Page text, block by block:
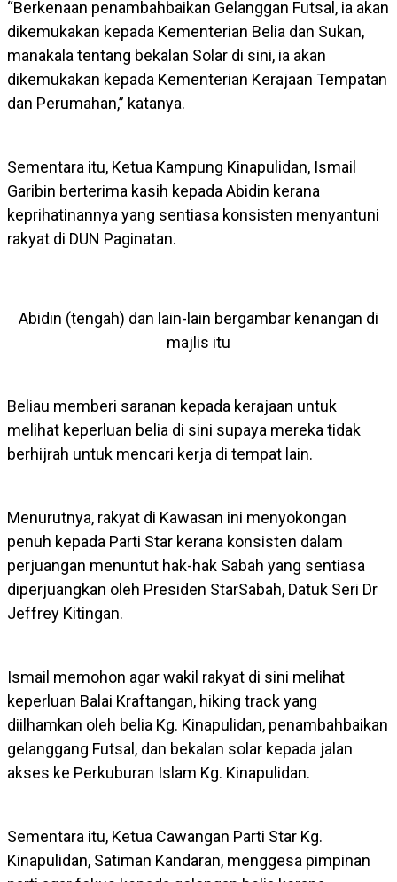
“Berkenaan penambahbaikan Gelanggan Futsal, ia akan
dikemukakan kepada Kementerian Belia dan Sukan,
manakala tentang bekalan Solar di sini, ia akan
dikemukakan kepada Kementerian Kerajaan Tempatan
dan Perumahan,” katanya.
Sementara itu, Ketua Kampung Kinapulidan, Ismail
Garibin berterima kasih kepada Abidin kerana
keprihatinannya yang sentiasa konsisten menyantuni
rakyat di DUN Paginatan.
Abidin (tengah) dan lain-lain bergambar kenangan di
majlis itu
Beliau memberi saranan kepada kerajaan untuk
melihat keperluan belia di sini supaya mereka tidak
berhijrah untuk mencari kerja di tempat lain.
Menurutnya, rakyat di Kawasan ini menyokongan
penuh kepada Parti Star kerana konsisten dalam
perjuangan menuntut hak-hak Sabah yang sentiasa
diperjuangkan oleh Presiden StarSabah, Datuk Seri Dr
Jeffrey Kitingan.
Ismail memohon agar wakil rakyat di sini melihat
keperluan Balai Kraftangan, hiking track yang
diilhamkan oleh belia Kg. Kinapulidan, penambahbaikan
gelanggang Futsal, dan bekalan solar kepada jalan
akses ke Perkuburan Islam Kg. Kinapulidan.
Sementara itu, Ketua Cawangan Parti Star Kg.
Kinapulidan, Satiman Kandaran, menggesa pimpinan